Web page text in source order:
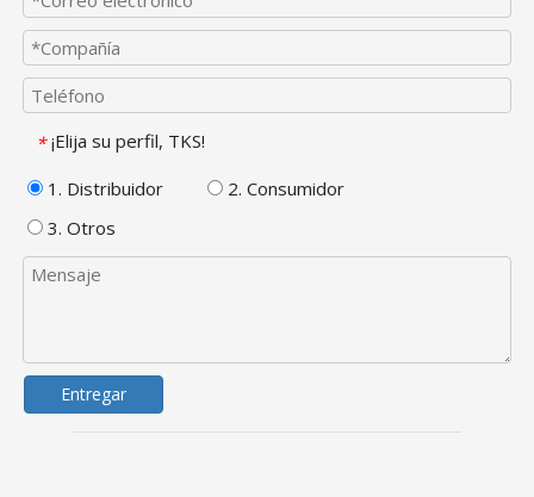
* ¡Elija su perfil, TKS!
1. Distribuidor
2. Consumidor
3. Otros
Entregar